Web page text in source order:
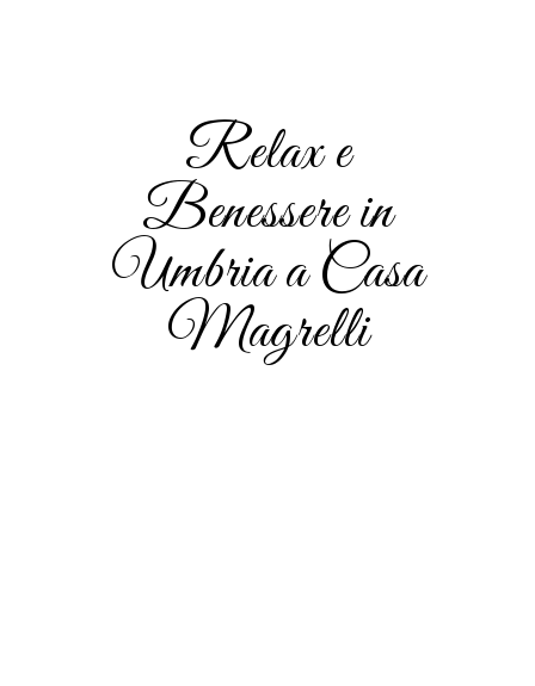
Relax e
Benessere in
Umbria a Casa
Magrelli